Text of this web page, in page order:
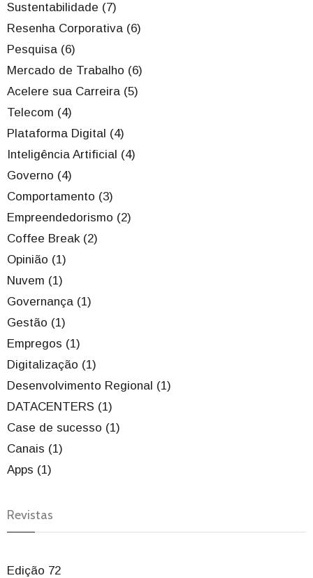
Sustentabilidade (7)
Resenha Corporativa (6)
Pesquisa (6)
Mercado de Trabalho (6)
Acelere sua Carreira (5)
Telecom (4)
Plataforma Digital (4)
Inteligência Artificial (4)
Governo (4)
Comportamento (3)
Empreendedorismo (2)
Coffee Break (2)
Opinião (1)
Nuvem (1)
Governança (1)
Gestão (1)
Empregos (1)
Digitalização (1)
Desenvolvimento Regional (1)
DATACENTERS (1)
Case de sucesso (1)
Canais (1)
Apps (1)
Revistas
Edição 72